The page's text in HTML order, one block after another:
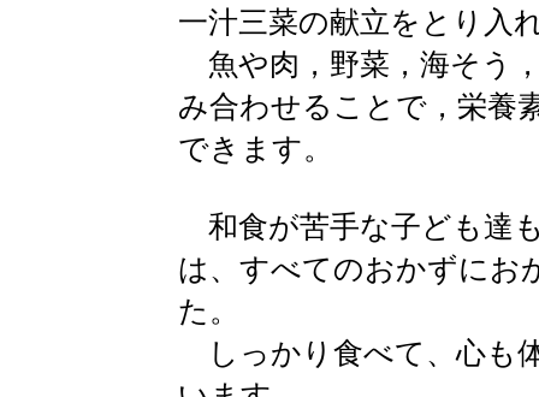
一汁三菜の献立をとり入
魚や肉，野菜，海そう
み合わせることで，栄養
できます。
和食が苦手な子ども達
は、すべてのおかずにお
た。
しっかり食べて、心も